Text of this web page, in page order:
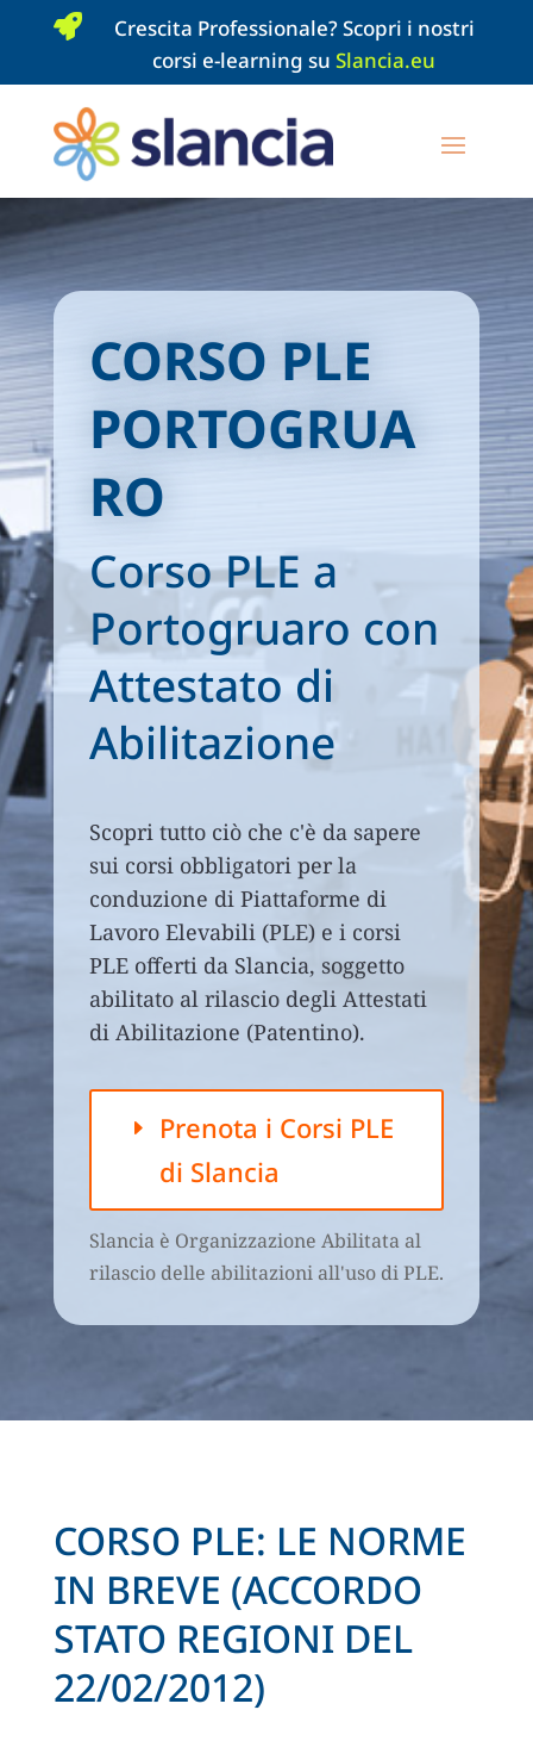

Crescita Professionale? Scopri i nostri
corsi e-learning suSlancia.eu
CORSO PLE
PORTOGRUA
RO
Corso PLE a
Portogruaro con
Attestato di
Abilitazione
Scopri tutto ciò che c'è da sapere
sui corsi obbligatori per la
conduzione di Piattaforme di
Lavoro Elevabili (PLE) e i corsi
PLE offerti da Slancia, soggetto
abilitato al rilascio degli Attestati
di Abilitazione (Patentino).
Prenota i Corsi PLE
di Slancia
Slancia è Organizzazione Abilitata al
rilascio delle abilitazioni all'uso di PLE.
CORSO PLE: LE NORME
IN BREVE (ACCORDO
STATO REGIONI DEL
22/02/2012)